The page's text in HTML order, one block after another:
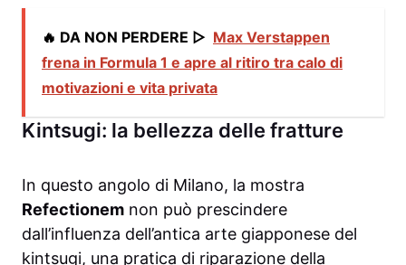
🔥 DA NON PERDERE ▷ Max Verstappen
frena in Formula 1 e apre al ritiro tra calo di
motivazioni e vita privata
Kintsugi: la bellezza delle fratture
In questo angolo di Milano, la mostra
Refectionem non può prescindere
dall’influenza dell’antica arte giapponese del
kintsugi, una pratica di riparazione della